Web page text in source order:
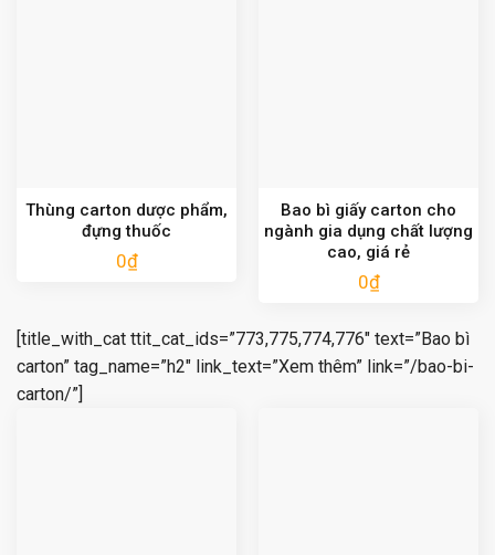
Thùng carton dược phẩm,
đựng thuốc
0₫
Bao bì giấy carton cho
ngành gia dụng chất lượng
cao, giá rẻ
0₫
[title_with_cat ttit_cat_ids=”773,775,774,776″ text=”Bao bì
carton” tag_name=”h2″ link_text=”Xem thêm” link=”/bao-bi-
carton/”]